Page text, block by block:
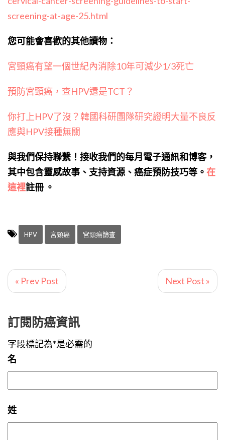
screening-at-age-25.html
您可能會喜歡的其他讀物：
宮頸癌有望一個世紀內消除10年可減少1/3死亡
預防宮頸癌，查HPV還是TCT？
你打上HPV了沒？韓國科研團隊研究證明大量不良反
應與HPV接種無關
與我們保持聯繫！接收我們的每月電子通訊和博客，
其中包含靈感故事、支持資源、癌症預防技巧等。 在
這裡註冊 。
HPV 宮頸癌 宮頸癌篩查
« Prev Post Next Post »
訂閱防癌資訊
字段標記為*是必需的
名
姓